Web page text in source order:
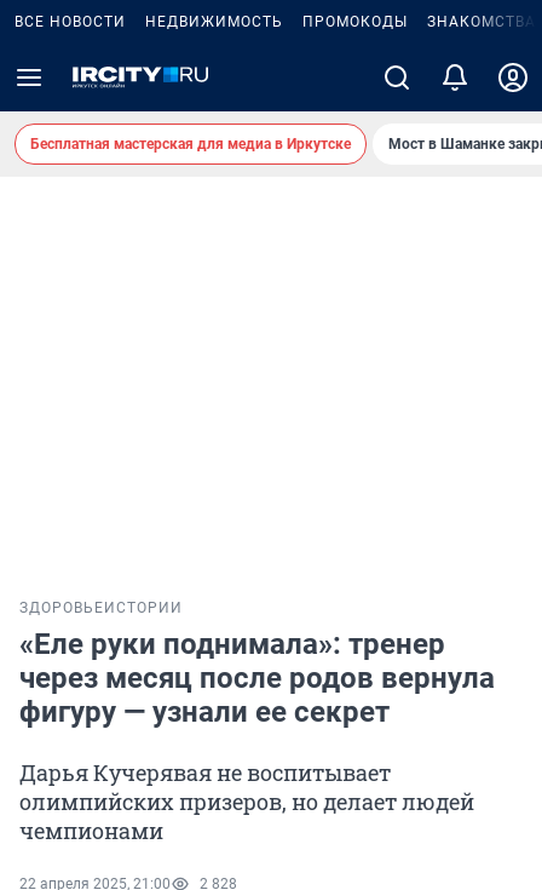
ВСЕ НОВОСТИ НЕДВИЖИМОСТЬ ПРОМОКОДЫ ЗНАКОМСТВА
Бесплатная мастерская для медиа в Иркутске Мост в Шаманке
ЗДОРОВЬЕ ИСТОРИИ
«Еле руки поднимала»: тренер
через месяц после родов вернула
фигуру — узнали ее секрет
Дарья Кучерявая не воспитывает
олимпийских призеров, но делает людей
чемпионами
22 апреля 2025, 21:00 2 828